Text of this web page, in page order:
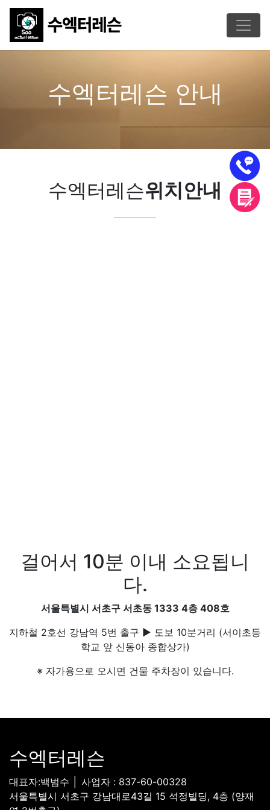
수엑터레슨 안내
수엑터레슨위치안내
걸어서 10분 이내 소요됩니
다.
서울특별시 서초구 서초동 1333 4층 408호
지하철 2호선 강남역 5번 출구 ▶ 도보 10분거리 (서이초등
학교 앞 신동아 종합상가)
※ 자가용으로 오시면 건물 주차장이 있습니다.
수엑터레슨
대표자:백범수 │ 사업자 : 837-60-00328
서울특별시 서초구 강남대로43길 15 석정빌딩, 4층 (양재